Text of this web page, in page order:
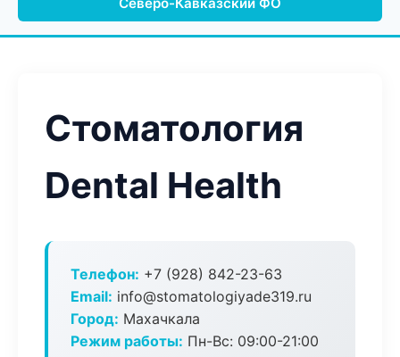
Стоматология
Dental Health
Телефон: +7 (928) 842-23-63
Email: info@stomatologiyade319.ru
Город: Махачкала
Режим работы: Пн-Вс: 09:00-21:00